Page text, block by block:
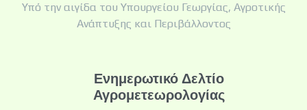
Υπό την αιγίδα του Υπουργείου Γεωργίας, Αγροτικής
Ανάπτυξης και Περιβάλλοντος
Ενημερωτικό Δελτίο
Αγρομετεωρολογίας